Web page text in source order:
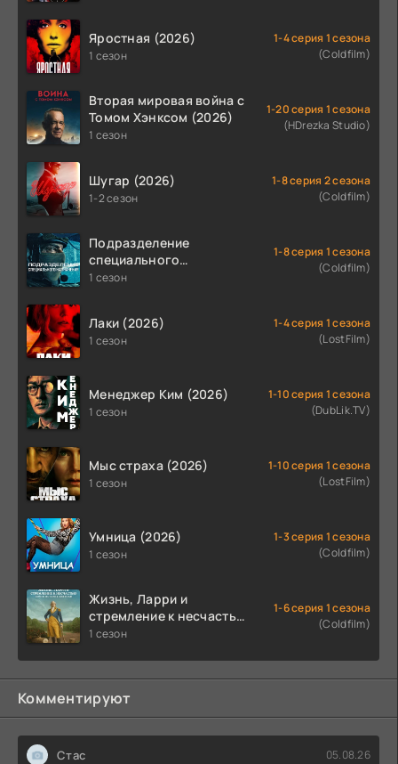
Яростная (2026)
1 сезон
1-4 серия 1 сезона
(Coldfilm)
Вторая мировая война с
Томом Хэнксом (2026)
1 сезон
1-20 серия 1 сезона
(HDrezka Studio)
Шугар (2026)
1-2 сезон
1-8 серия 2 сезона
(Coldfilm)
Подразделение
специального
назначения (2026)
1 сезон
1-8 серия 1 сезона
(Coldfilm)
Лаки (2026)
1 сезон
1-4 серия 1 сезона
(LostFilm)
Менеджер Ким (2026)
1 сезон
1-10 серия 1 сезона
(DubLik.TV)
Мыс страха (2026)
1 сезон
1-10 серия 1 сезона
(LostFilm)
Умница (2026)
1 сезон
1-3 серия 1 сезона
(Coldfilm)
Жизнь, Ларри и
стремление к несчастью:
Почти история Америки
1 сезон
1-6 серия 1 сезона
(Coldfilm)
Комментируют
Стас 05.08.26